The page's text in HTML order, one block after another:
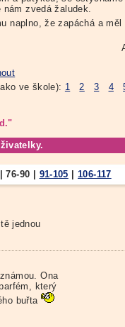
zvedá žaludek.
naplno, že zapáchá a měl
ve škole): 1 2 3 4
|76-90 | 91-105 |106-117
jednou
Ona
který
buřta